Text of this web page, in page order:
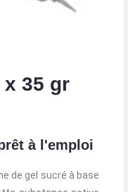
x 35 gr
à l'emploi
de gel sucré à base